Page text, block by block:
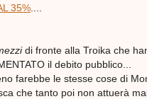
35%
di fronte alla Troika che
il debito pubblico...
farebbe le stesse cose di
che tanto poi non attuerà